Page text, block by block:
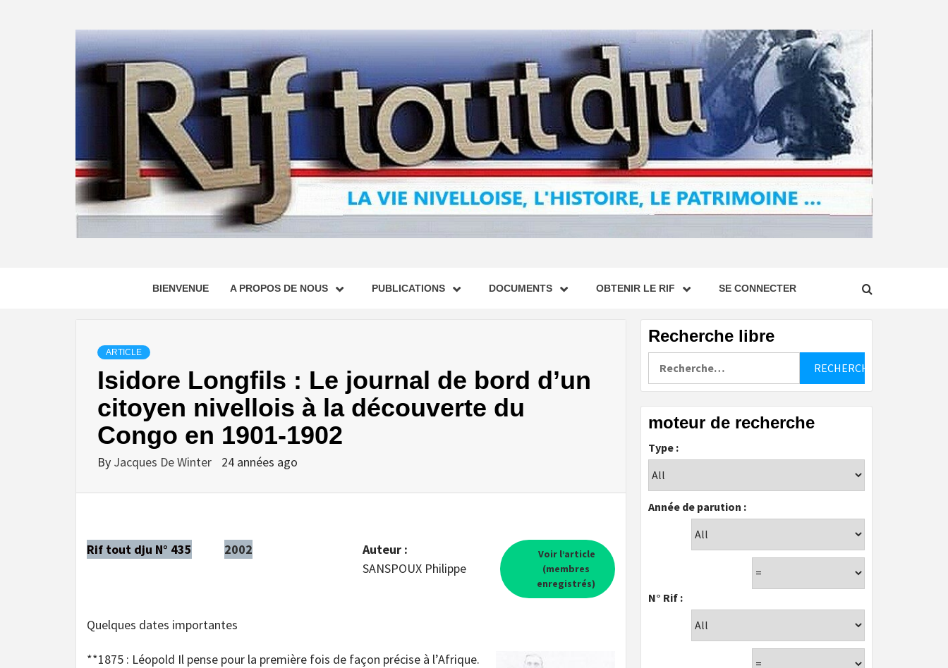
BIENVENUE A PROPOS DE NOUS PUBLICATIONS DOCUMENTS OBTENIR LE RIF SE CONNECTER
ARTICLE
Isidore Longfils : Le journal de bord d’un
citoyen nivellois à la découverte du
Congo en 1901-1902
By Jacques De Winter 24 années ago
Rif tout dju N° 435 2002
Auteur :
SANSPOUX Philippe
Voir l’article
(membres
enregistrés)
Quelques dates importantes
**1875 : Léopold Il pense pour la première fois de façon précise à l’Afrique.
Recherche libre
moteur de recherche
Type :
Année de parution :
N° Rif :